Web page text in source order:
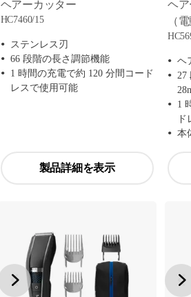
ヘアーカッター
HC7460/15
ステンレス刃
66 段階の長さ調節機能
1 時間の充電で約 120 分間コード
レスで使用可能
製品詳細を表示
ヘア
（
ヘ
27
1
本